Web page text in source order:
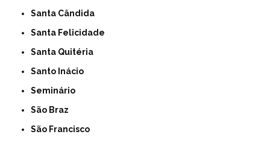
Santa Cândida
Santa Felicidade
Santa Quitéria
Santo Inácio
Seminário
São Braz
São Francisco